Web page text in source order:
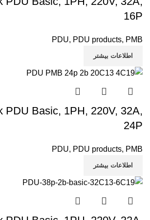
16P
PDU, PDU products, PMB
اطلاعات بیشتر
PDU Basic, 1PH, 220V, 32A,
24P
PDU, PDU products, PMB
اطلاعات بیشتر